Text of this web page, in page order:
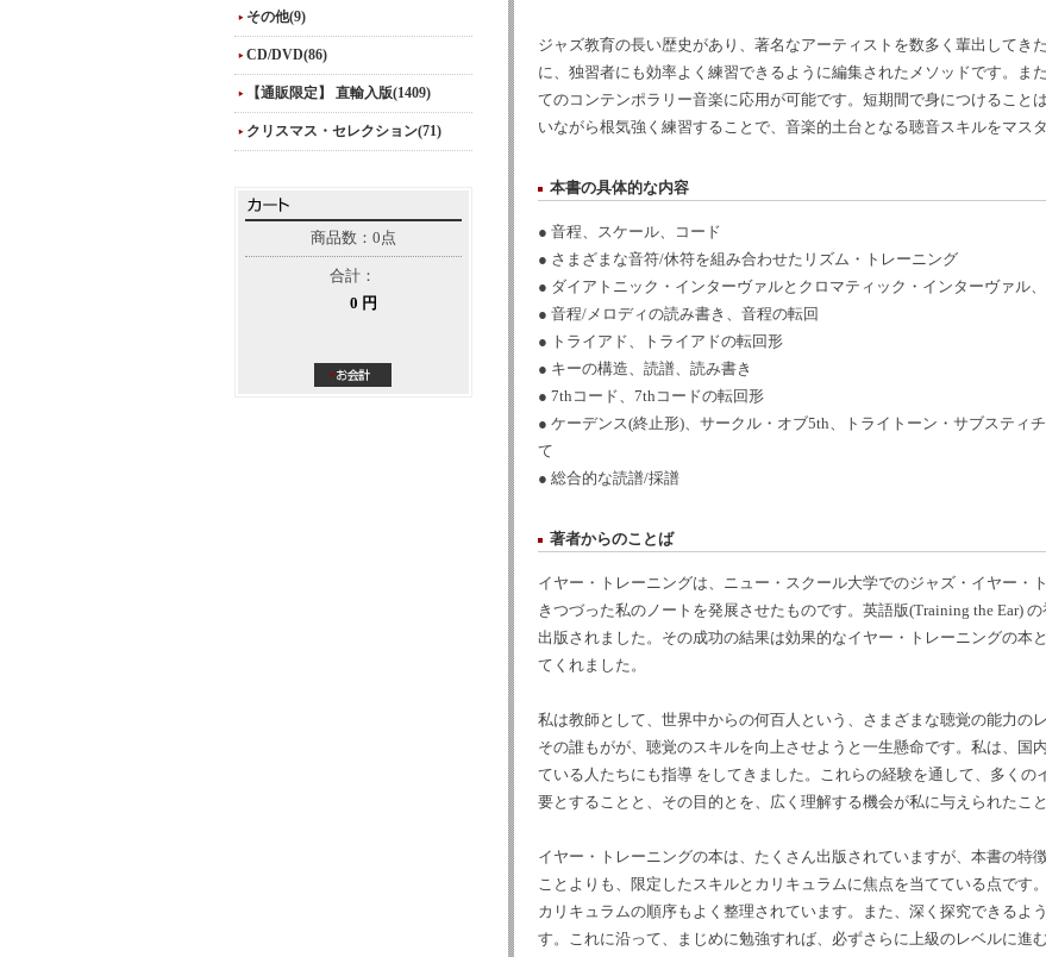
その他(9)
CD/DVD(86)
【通販限定】 直輸入版(1409)
クリスマス・セレクション(71)
商品数：0点
合計：
0 円
ジャズ教育の長い歴史があり、著名なアーティストを数多く輩出してき
に、独習者にも効率よく練習できるように編集されたメソッドです。ま
てのコンテンポラリー音楽に応用が可能です。短期間で身につけること
いながら根気強く練習することで、音楽的土台となる聴音スキルをマス
本書の具体的な内容
● 音程、スケール、コード
● さまざまな音符/休符を組み合わせたリズム・トレーニング
● ダイアトニック・インターヴァルとクロマティック・インターヴァル
● 音程/メロディの読み書き、音程の転回
● トライアド、トライアドの転回形
● キーの構造、読譜、読み書き
● 7thコード、7thコードの転回形
● ケーデンス(終止形)、サークル・オブ5th、トライトーン・サブスティ
て
● 総合的な読譜/採譜
著者からのことば
イヤー・トレーニングは、ニュー・スクール大学でのジャズ・イヤー・
きつづった私のノートを発展させたものです。英語版(Training the Ear)
出版されました。その成功の結果は効果的なイヤー・トレーニングの本
てくれました。
私は教師として、世界中からの何百人という、さまざまな聴覚の能力の
その誰もがが、聴覚のスキルを向上させようと一生懸命です。私は、国
ている人たちにも指導 をしてきました。これらの経験を通して、多くの
要とすることと、その目的とを、広く理解する機会が私に与えられたこ
イヤー・トレーニングの本は、たくさん出版されていますが、本書の特
ことよりも、限定したスキルとカリキュラムに焦点を当てている点です
カリキュラムの順序もよく整理されています。また、深く探究できるよ
す。これに沿って、まじめに勉強すれば、必ずさらに上級のレベルに進